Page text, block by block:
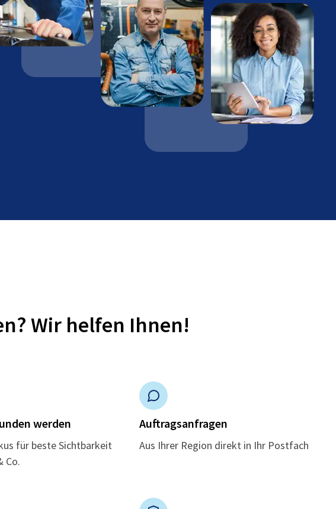
Wir helfen Ihnen!
werden
für beste Sichtbarkeit
Co.
Auftragsanfragen
Aus Ihrer Region direkt in Ihr Postfach